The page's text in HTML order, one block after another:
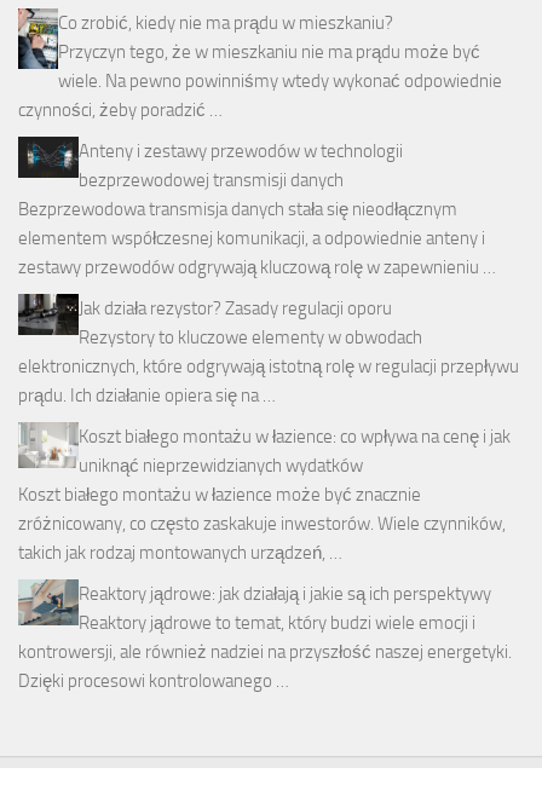
Co zrobić, kiedy nie ma prądu w mieszkaniu?
Przyczyn tego, że w mieszkaniu nie ma prądu może być
wiele. Na pewno powinniśmy wtedy wykonać odpowiednie
czynności, żeby poradzić …
Anteny i zestawy przewodów w technologii
bezprzewodowej transmisji danych
Bezprzewodowa transmisja danych stała się nieodłącznym
elementem współczesnej komunikacji, a odpowiednie anteny i
zestawy przewodów odgrywają kluczową rolę w zapewnieniu …
Jak działa rezystor? Zasady regulacji oporu
Rezystory to kluczowe elementy w obwodach
elektronicznych, które odgrywają istotną rolę w regulacji przepływu
prądu. Ich działanie opiera się na …
Koszt białego montażu w łazience: co wpływa na cenę i jak
uniknąć nieprzewidzianych wydatków
Koszt białego montażu w łazience może być znacznie
zróżnicowany, co często zaskakuje inwestorów. Wiele czynników,
takich jak rodzaj montowanych urządzeń, …
Reaktory jądrowe: jak działają i jakie są ich perspektywy
Reaktory jądrowe to temat, który budzi wiele emocji i
kontrowersji, ale również nadziei na przyszłość naszej energetyki.
Dzięki procesowi kontrolowanego …